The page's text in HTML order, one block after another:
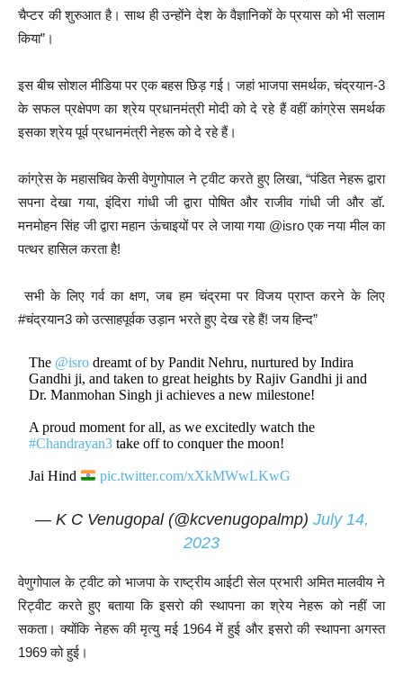
चैप्टर की शुरुआत है। साथ ही उन्होंने देश के वैज्ञानिकों के प्रयास को भी सलाम
किया”।
इस बीच सोशल मीडिया पर एक बहस छिड़ गई। जहां भाजपा समर्थक, चंद्रयान-3
के सफल प्रक्षेपण का श्रेय प्रधानमंत्री मोदी को दे रहे हैं वहीं कांग्रेस समर्थक
इसका श्रेय पूर्व प्रधानमंत्री नेहरू को दे रहे हैं।
कांग्रेस के महासचिव केसी वेणुगोपाल ने ट्वीट करते हुए लिखा, “पंडित नेहरू द्वारा
सपना देखा गया, इंदिरा गांधी जी द्वारा पोषित और राजीव गांधी जी और डॉ.
मनमोहन सिंह जी द्वारा महान ऊंचाइयों पर ले जाया गया @isro एक नया मील का
पत्थर हासिल करता है!
सभी के लिए गर्व का क्षण, जब हम चंद्रमा पर विजय प्राप्त करने के लिए
#चंद्रयान3 को उत्साहपूर्वक उड़ान भरते हुए देख रहे हैं! जय हिन्द”
The @isro dreamt of by Pandit Nehru, nurtured by Indira
Gandhi ji, and taken to great heights by Rajiv Gandhi ji and
Dr. Manmohan Singh ji achieves a new milestone!
A proud moment for all, as we excitedly watch the
#Chandrayan3 take off to conquer the moon!
Jai Hind pic.twitter.com/xXkMWwLKwG
— K C Venugopal (@kcvenugopalmp) July 14,
2023
वेणुगोपाल के ट्वीट को भाजपा के राष्ट्रीय आईटी सेल प्रभारी अमित मालवीय ने
रिट्वीट करते हुए बताया कि इसरो की स्थापना का श्रेय नेहरू को नहीं जा
सकता। क्योंकि नेहरू की मृत्यु मई 1964 में हुई और इसरो की स्थापना अगस्त
1969 को हुई।